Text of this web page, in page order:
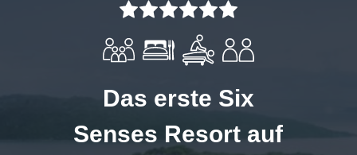
Das erste Six
Senses Resort auf